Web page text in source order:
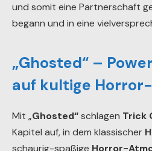
und somit eine Partnerschaft
begann und in eine
„Ghosted“ –
auf kultige
Mit „Ghosted“schlagen Trick
Kapitel auf, in dem klassischer
schaurig-spaßige Horror-